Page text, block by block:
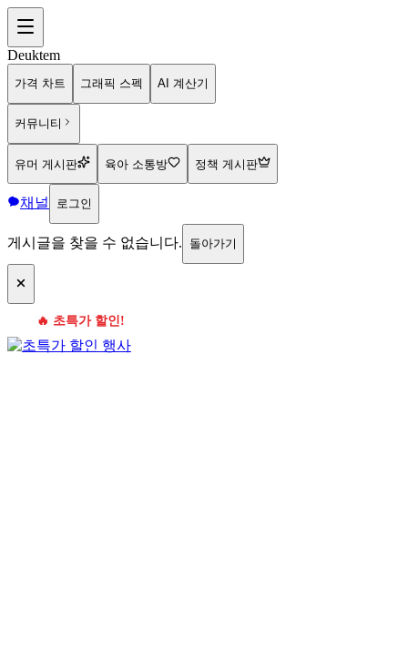
Deuktem
가격 차트 그래픽 스펙 AI 계산기
커뮤니티
유머 게시판 육아 소통방 정책 게시판
채널 로그인
게시글을 찾을 수 없습니다. 돌아가기
🔥 초특가 할인!